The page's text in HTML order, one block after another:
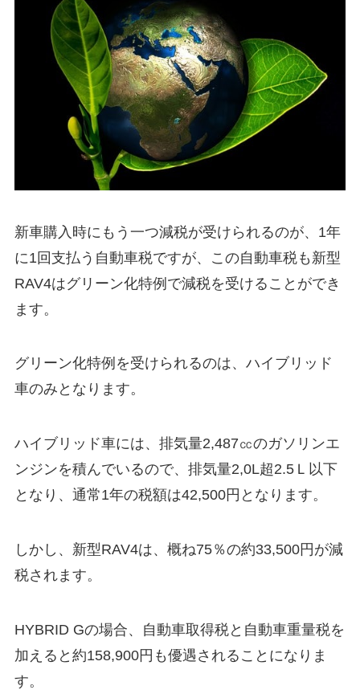
新車購入時にもう一つ減税が受けられるのが、1年
に1回支払う自動車税ですが、この自動車税も新型
RAV4はグリーン化特例で減税を受けることができ
ます。
グリーン化特例を受けられるのは、ハイブリッド
車のみとなります。
ハイブリッド車には、排気量2,487㏄のガソリンエ
ンジンを積んでいるので、排気量2,0L超2.5Ｌ以下
となり、通常1年の税額は42,500円となります。
しかし、新型RAV4は、概ね75％の約33,500円が減
税されます。
HYBRID Gの場合、
自動車取得税と自動車重量税を
加えると約158,900円も優遇される ことになりま
す。